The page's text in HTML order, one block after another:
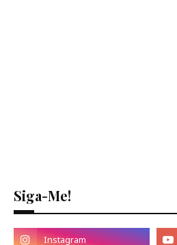
Siga-Me!